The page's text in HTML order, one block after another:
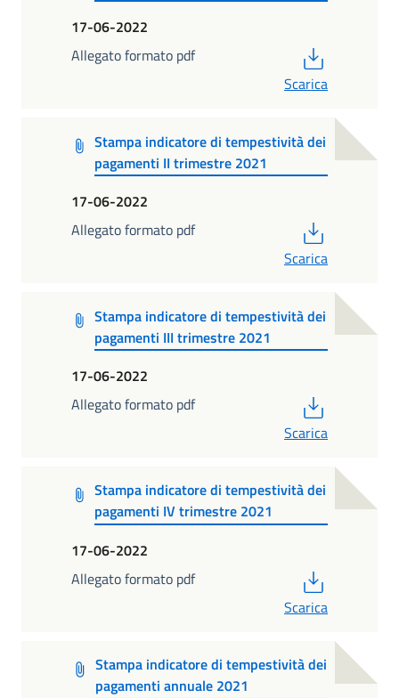
17-06-2022
Allegato formato pdf
Scarica
Stampa indicatore di tempestività dei
pagamenti II trimestre 2021
17-06-2022
Allegato formato pdf
Scarica
Stampa indicatore di tempestività dei
pagamenti III trimestre 2021
17-06-2022
Allegato formato pdf
Scarica
Stampa indicatore di tempestività dei
pagamenti IV trimestre 2021
17-06-2022
Allegato formato pdf
Scarica
Stampa indicatore di tempestività dei
pagamenti annuale 2021